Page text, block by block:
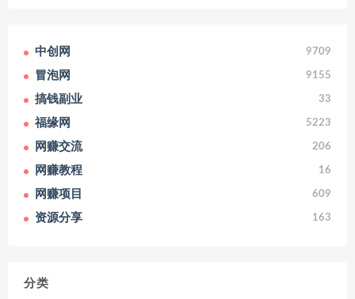
中创网 9709
冒泡网 9155
搞钱副业 33
福缘网 5223
网赚交流 206
网赚教程 16
网赚项目 609
资源分享 163
分类